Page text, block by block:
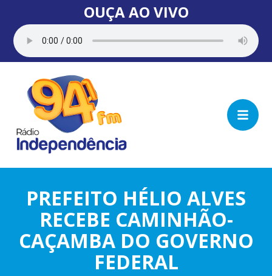
OUÇA AO VIVO
PREFEITO HÉLIO ALVES
RECEBE CAMINHÃO-
CAÇAMBA DO GOVERNO
FEDERAL